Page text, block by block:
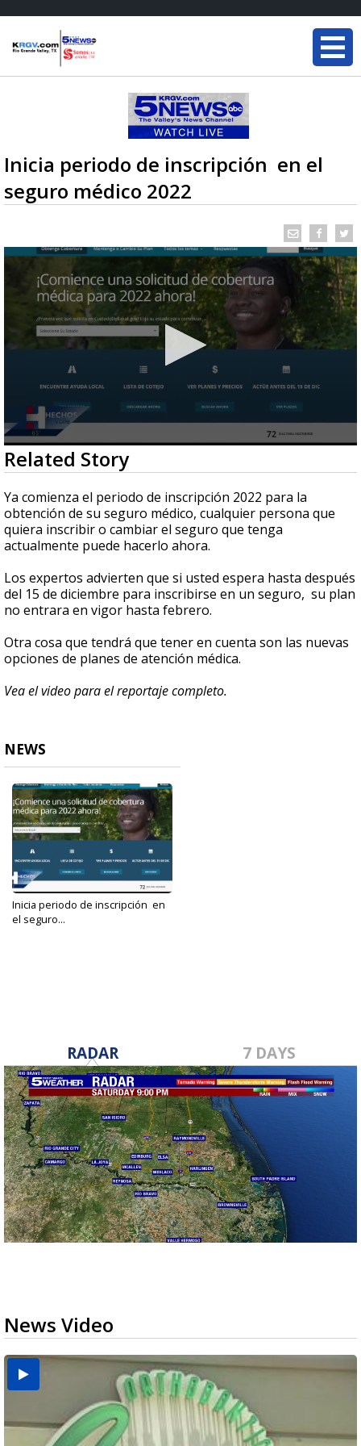
Inicia periodo de inscripción en el
seguro médico 2022
0
seconds
of
2
minutes,
12
seconds
Related Story
Ya comienza el periodo de inscripción 2022 para la
obtención de su seguro médico, cualquier persona que
quiera inscribir o cambiar el seguro que tenga
actualmente puede hacerlo ahora.
Los expertos advierten que si usted espera hasta después
del 15 de diciembre para inscribirse en un seguro, su plan
no entrara en vigor hasta febrero.
Otra cosa que tendrá que tener en cuenta son las nuevas
opciones de planes de atención médica.
Vea el video para el reportaje completo.
NEWS
Inicia periodo de inscripción en
el seguro...
RADAR 7 DAYS
News Video